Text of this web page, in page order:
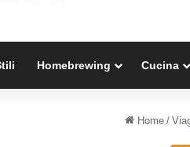
Homebrewing Cucina
Home /